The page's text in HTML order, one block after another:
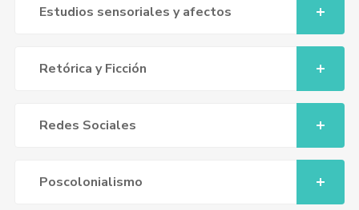
Estudios sensoriales y afectos
Retórica y Ficción
Redes Sociales
Poscolonialismo